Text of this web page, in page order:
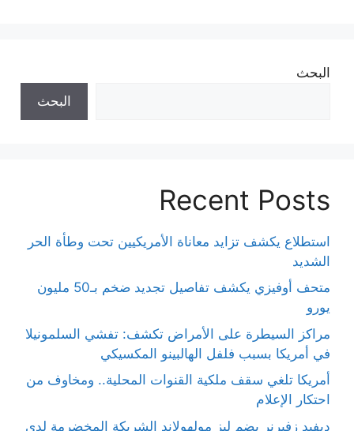
البحث
البحث
Recent Posts
استطلاع يكشف تزايد معاناة الأمريكيين تحت وطأة الحر
الشديد
متحف أوفيزي يكشف تفاصيل تجديد ضخم بـ50 مليون
يورو
مراكز السيطرة على الأمراض تكشف: تفشي السلمونيلا
في أمريكا بسبب فلفل الهالبينو المكسيكي
أمريكا تلغي سقف ملكية القنوات المحلية.. ومخاوف من
احتكار الإعلام
ديفيد زفيرنر يضم ليز مولهولاند الشريكة المخضرمة لدى